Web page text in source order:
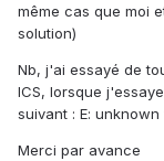
même cas que moi
solution)
Nb, j'ai essayé de
ICS, lorsque
suivant : E:
Merci par avance